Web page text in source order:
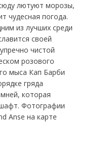
лютуют морозы,
чудесная погода.
из лучших среди
своей
чистой
розового
мыса Кап Барби
гряда
которая
Фотографии
Anse на карте